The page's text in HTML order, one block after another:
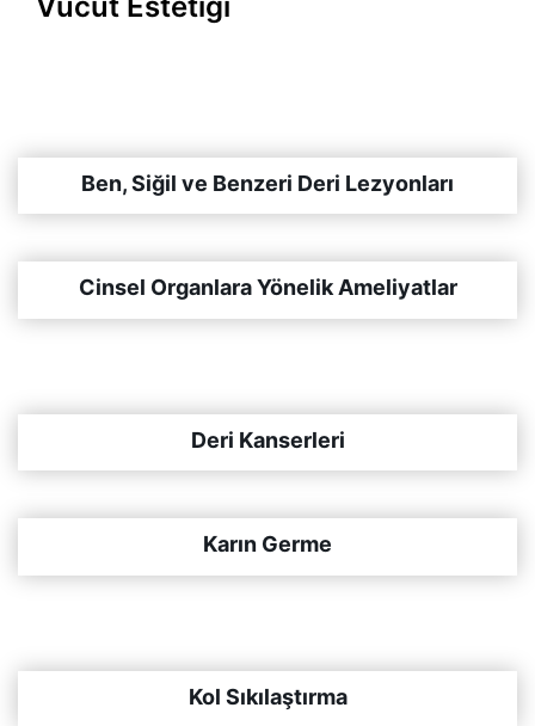
Ben, Siğil ve Benzeri Deri Lezyonları
Cinsel Organlara Yönelik Ameliyatlar
Deri Kanserleri
Karın Germe
Kol Sıkılaştırma